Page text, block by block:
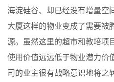
海淀硅谷、却已经没有增量空
大厦这样的物业变成了需要被
源。虽然这里的超市和教培项
使用价值远远低于物业潜力价
司的业主很有战略意识地将之